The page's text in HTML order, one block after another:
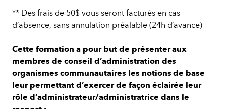
** Des frais de 50$ vous seront facturés en cas
d’absence, sans annulation préalable (24h d’avance)
Cette formation a pour but de présenter aux
membres de conseil d’administration des
organismes communautaires les notions de base
leur permettant d’exercer de façon éclairée leur
rôle d’administrateur/administratrice dans le